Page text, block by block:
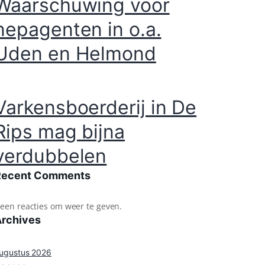
voor
in o.a.
en Helmond
in De
mag bijna
Comments
reacties om weer te geven.
2026